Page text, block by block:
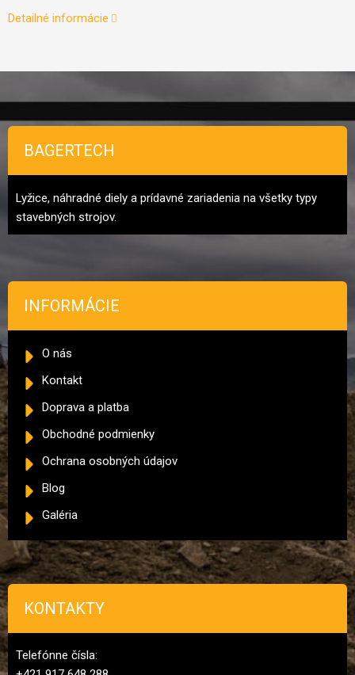
Detailné informácie
BAGERTECH
Lyžice, náhradné diely a prídavné zariadenia na všetky typy
stavebných strojov.
INFORMÁCIE
O nás
Kontakt
Doprava a platba
Obchodné podmienky
Ochrana osobných údajov
Blog
Galéria
KONTAKTY
Telefónne čísla: